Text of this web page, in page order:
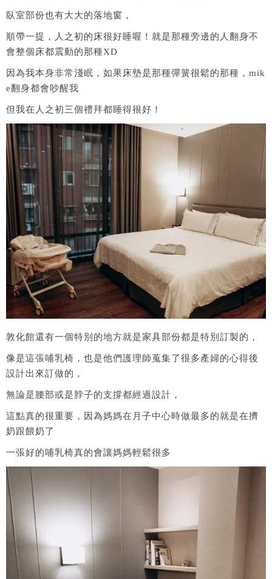
臥室部份也有大大的落地窗，
順帶一提，人之初的床很好睡喔！就是那種旁邊的人翻身不
會整個床都震動的那種XD
因為我本身非常淺眠，如果床墊是那種彈簧很鬆的那種，mik
e翻身都會吵醒我
但我在人之初三個禮拜都睡得很好！
敦化館還有一個特別的地方就是家具部份都是特別訂製的，
像是這張哺乳椅，也是他們護理師蒐集了很多產婦的心得後
設計出來訂做的，
無論是腰部或是脖子的支撐都經過設計，
這點真的很重要，因為媽媽在月子中心時做最多的就是在擠
奶跟餵奶了
一張好的哺乳椅真的會讓媽媽輕鬆很多